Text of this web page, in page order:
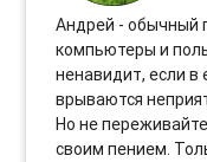
Андрей - обычный
компьютеры и
ненавидит, если
врываются
Но не
своим пением.